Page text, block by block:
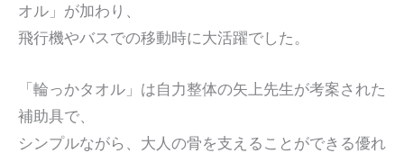
オル」が加わり、
飛行機やバスでの移動時に大活躍でした。
「輪っかタオル」は自力整体の矢上先生が考案された
補助具で、
シンプルながら、大人の骨を支えることができる優れ